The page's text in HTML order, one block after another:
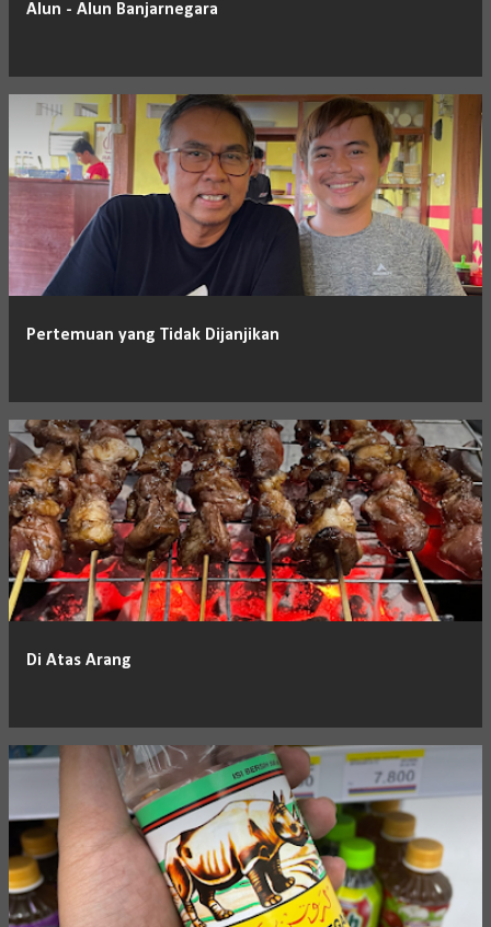
Alun - Alun Banjarnegara
Pertemuan yang Tidak Dijanjikan
Di Atas Arang